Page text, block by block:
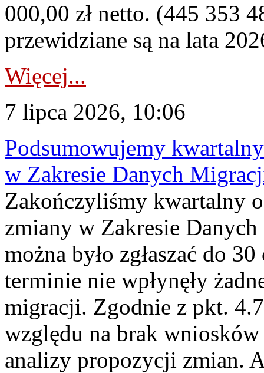
000,00 zł netto. (445 353
przewidziane są na lata
Więcej...
7 lipca 2026, 10:06
Podsumowujemy
w Zakresie Danych
Zakończyliśmy kwartalny
zmiany w Zakresie
można było zgłaszać do
terminie nie wpłynęły
migracji. Zgodnie z pkt.
względu na brak
analizy propozycji zmian.